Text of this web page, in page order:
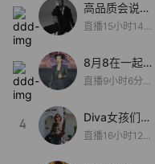
高品质会说
话….
直播15小时14
8月8在一起
生日献礼盛典
直播9小时6分1
4
Diva女孩们集
合啦~意大利
直播16小时12